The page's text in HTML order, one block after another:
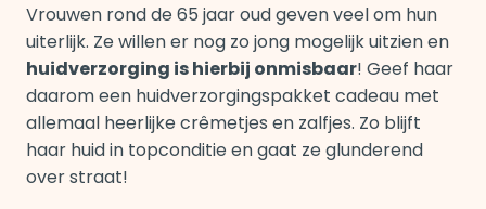
Vrouwen rond de 65 jaar oud geven veel om hun
uiterlijk. Ze willen er nog zo jong mogelijk uitzien en
huidverzorging is hierbij onmisbaar! Geef haar
daarom een huidverzorgingspakket cadeau met
allemaal heerlijke crêmetjes en zalfjes. Zo blijft
haar huid in topconditie en gaat ze glunderend
over straat!